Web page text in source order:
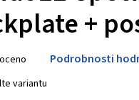
+
Podrobnosti
variantu